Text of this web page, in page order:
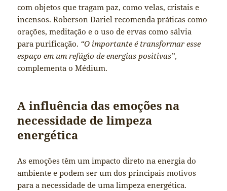
com objetos que tragam paz, como velas, cristais e
incensos. Roberson Dariel recomenda práticas como
orações, meditação e o uso de ervas como sálvia
para purificação. “O importante é transformar esse
espaço em um refúgio de energias positivas”,
complementa o Médium.
A influência das emoções na
necessidade de limpeza
energética
As emoções têm um impacto direto na energia do
ambiente e podem ser um dos principais motivos
para a necessidade de uma limpeza energética.